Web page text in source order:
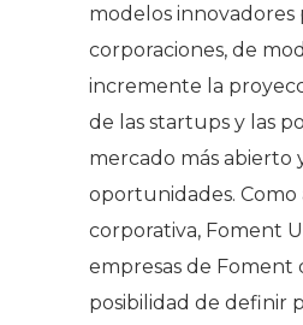
modelos innovadores
corporaciones, de
incremente la
de las startups y las
mercado más abierto
oportunidades. Como
corporativa, Foment
empresas de Foment
posibilidad de definir